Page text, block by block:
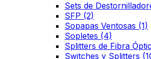
Sets de
SFP (2)
Sopapas Ventosas (1)
Sopletes (4)
Splitters de Fibra
Switches y Splitters